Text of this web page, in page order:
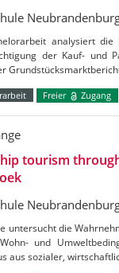
analysiert
der Kauf- und
Freier Zugang
tourism
untersucht die
und
aus sozialer,